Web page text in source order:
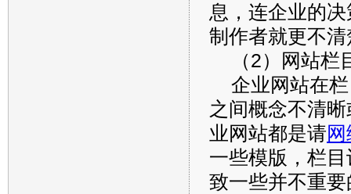
息，连企业的
制作者就更不
（2）网站栏
企业网站在栏
之间概念不清
业网站都是请
一些模版，栏
致一些并不重